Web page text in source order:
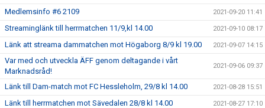
Medlemsinfo #6 2109 2021-09-20 11:41
Streaminglänk till herrmatchen 11/9,kl 14.00 2021-09-10 08:17
Länk att streama dammatchen mot Högaborg 8/9 kl 19.00 2021-09-07 14:15
Var med och utveckla ÄFF genom deltagande i vårt
Marknadsråd!
2021-09-06 09:37
Länk till Dam-match mot FC Hessleholm, 29/8 kl 14.00 2021-08-28 15:51
Länk till herrmatchen mot Sävedalen 28/8 kl 14.00 2021-08-27 17:10